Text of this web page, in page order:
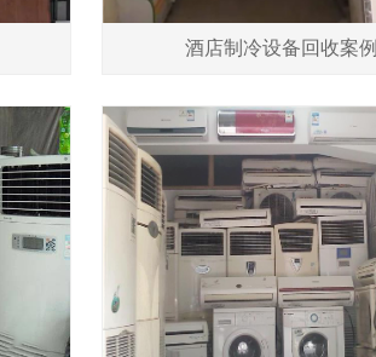
酒店制冷设备回收案例